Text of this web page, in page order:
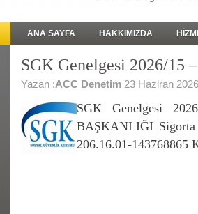
ANA SAYFA HAKKIMIZDA
SGK Genelgesi 2026/15
Yazan :ACC Denetim 23 Haziran 2026
SGK Genelgesi
BAŞKANLIĞI Sigorta
206.16.01-143768865